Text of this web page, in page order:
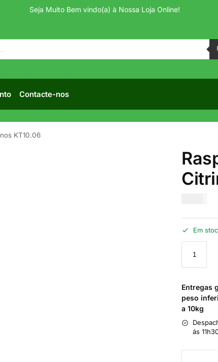
Seja Muito Bem vindo(a) à Nossa Loja Online!
Contacte-nos
KT10.06
Em
Entregas
peso
a 10kg
ás